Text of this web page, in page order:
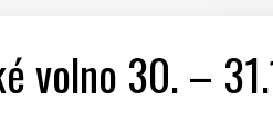
volno 30. –